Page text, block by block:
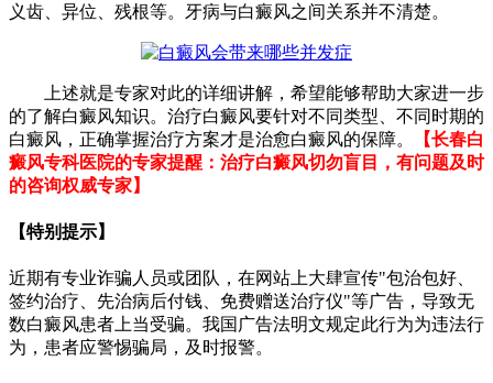
义齿、异位、残根等。牙病与白癜风之间关系并不清楚。
上述就是专家对此的详细讲解，希望能够帮助大家进一步
的了解白癜风知识。治疗白癜风要针对不同类型、不同时期的
白癜风，正确掌握治疗方案才是治愈白癜风的保障。
【长春白
癜风专科医院的专家提醒：治疗白癜风切勿盲目，有问题及时
的咨询权威专家】
【特别提示】
近期有专业诈骗人员或团队，在网站上大肆宣传"包治包好、
签约治疗、先治病后付钱、免费赠送治疗仪"等广告，导致无
数白癜风患者上当受骗。我国广告法明文规定此行为为违法行
为，患者应警惕骗局，及时报警。